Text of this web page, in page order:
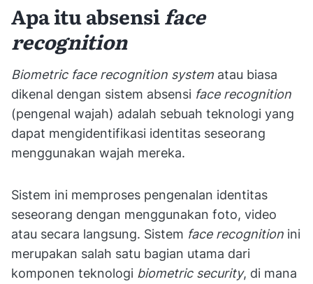
Apa itu absensiface
recognition
Biometric face recognition system atau biasa
dikenal dengan sistem absensi face recognition
(pengenal wajah) adalah sebuah teknologi yang
dapat mengidentifikasi identitas seseorang
menggunakan wajah mereka.
Sistem ini memproses pengenalan identitas
seseorang dengan menggunakan foto, video
atau secara langsung. Sistem face recognition ini
merupakan salah satu bagian utama dari
komponen teknologi biometric security, di mana